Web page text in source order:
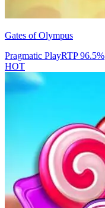
Gates of Olympus
Pragmatic PlayRTP96.5%
HOT